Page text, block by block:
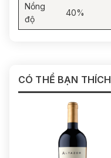
Nồng
độ
40%
CÓ THỂ BẠN THÍCH